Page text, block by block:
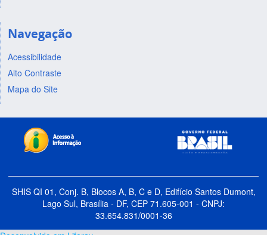
Navegação
Acessibilidade
Alto Contraste
Mapa do Site
SHIS QI 01, Conj. B, Blocos A, B, C e D, Edifício Santos Dumont,
Lago Sul, Brasília - DF, CEP 71.605-001 - CNPJ:
33.654.831/0001-36